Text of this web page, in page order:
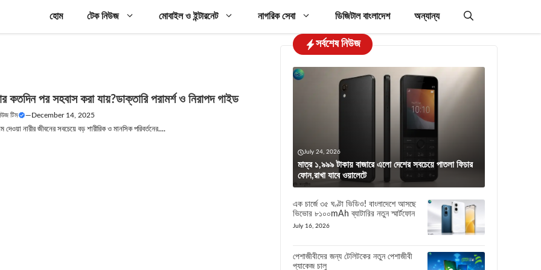
হোম টেক নিউজ মোবাইল ও ইন্টারনেট নাগরিক সেবা ডিজিটাল বাংলাদেশ অন্যান্য
কতদিন পর সহবাস করা যায়?ডাক্তারি পরামর্শ ও নিরাপদ গাইড
টিম —December 14, 2025
দেওয়া নারীর জীবনের সবচেয়ে বড় শারীরিক ও মানসিক পরিবর্তনের....
সর্বশেষ নিউজ
July 24, 2026
মাত্র ১,৯৯৯ টাকায় বাজারে এলো দেশের সবচেয়ে পাতলা ফিচার
ফোন,রাখা যাবে ওয়ালেটে
এক চার্জে ৩৫ ঘণ্টা ভিডিও! বাংলাদেশে আসছে
ভিভোর ৮১০০mAh ব্যাটারির নতুন স্মার্টফোন
July 16, 2026
পেশাজীবীদের জন্য টেলিটকের নতুন পেশাজীবী
প্যাকেজ চালু